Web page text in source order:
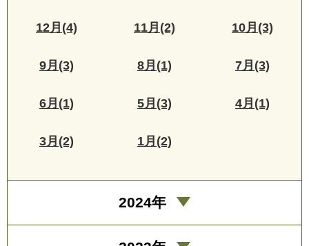
12月(4) 11月(2) 10月(3)
9月(3) 8月(1) 7月(3)
6月(1) 5月(3) 4月(1)
3月(2) 1月(2)
2024年